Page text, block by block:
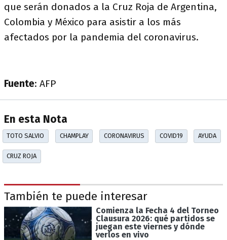
que serán donados a la Cruz Roja de Argentina,
Colombia y México para asistir a los más
afectados por la pandemia del coronavirus.
Fuente: AFP
En esta Nota
TOTO SALVIO CHAMPLAY CORONAVIRUS COVID19 AYUDA
CRUZ ROJA
También te puede interesar
Comienza la Fecha 4 del Torneo
Clausura 2026: qué partidos se
juegan este viernes y dónde
verlos en vivo